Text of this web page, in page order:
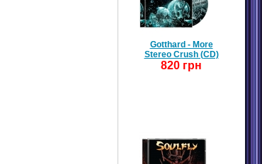
Gotthard - More
Stereo Crush (CD)
820 грн